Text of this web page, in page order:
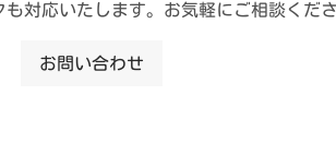
対応いたします。お気軽にご相談くだ
お問い合わせ